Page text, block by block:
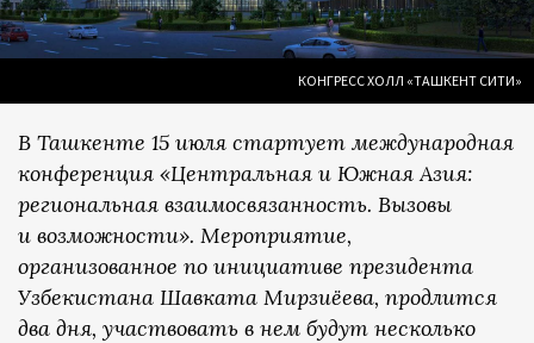
КОНГРЕСС ХОЛЛ «ТАШКЕНТ СИТИ»
В Ташкенте 15 июля стартует международная
конференция «Центральная и Южная Азия:
региональная взаимосвязанность. Вызовы
и возможности». Мероприятие,
организованное по инициативе президента
Узбекистана Шавката Мирзиёева, продлится
два дня, участвовать в нем будут несколько